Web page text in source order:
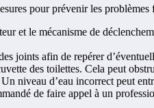
pour prévenir les
et le mécanisme de
joints afin de repérer
des toilettes. Cela peut
niveau d’eau incorrect peut
de faire appel à un